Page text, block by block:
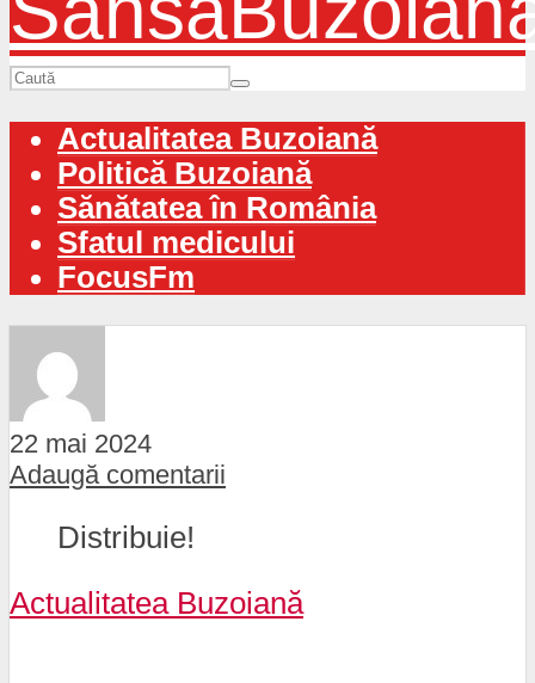
Actualitatea Buzoiană
Politică Buzoiană
Sănătatea în România
Sfatul medicului
FocusFm
22 mai 2024
Adaugă comentarii
Distribuie!
Actualitatea Buzoiană